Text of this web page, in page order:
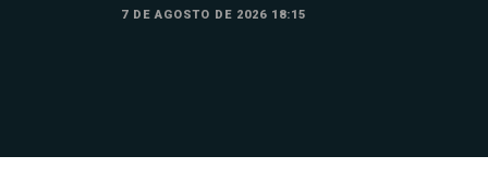
7 DE AGOSTO DE 2026 18:15